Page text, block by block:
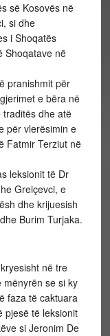
së Kosovës në
si dhe
i Shoqatës
Shoqatave në
pranishmit për
e bëra në
dhe atë
për vlerësimin e
Fatmir Terziut në
leksionit të Dr
Greiçevci, e
dhe krijuesish
Burim Turjaka.
në tre
mënyrën se si ky
faza të caktuara
pjesë të leksionit
si Jeronim De